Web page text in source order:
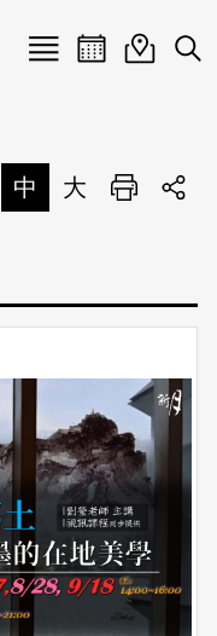
Menu
English
登入/註冊
活動日曆活動地圖
展
中 大 列印